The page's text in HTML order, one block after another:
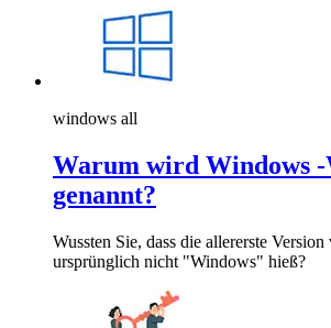
windows all
Warum wird Windows -
genannt?
Wussten Sie, dass die allererste
ursprünglich nicht "Windows" hieß?